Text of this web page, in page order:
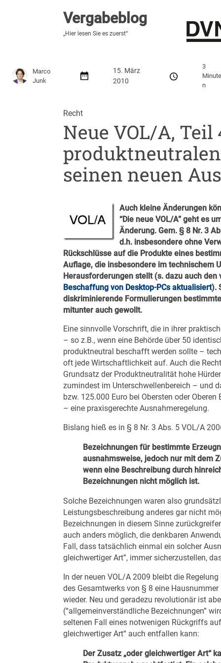
Vergabeblog
„Hier lesen Sie es zuerst“
Vergabeblog
„Hier lesen Sie es zuerst“
Marco
Junk
15. März
2010
3
Minute
n
Recht
Neue VOL/A,
seinen neuen
Auch kleine Änderungen
“Die neue VOL/A” geht es
Änderung. Gem. § 8 Nr. 3
d.h. insbesondere ohne
Rückschlüsse auf die Produkte eines
Auflage, die insbesondere im technischem
Herausforderungen stellt (s. dazu auch
Beschaffung von Desktop-PCs aktualisiert).
diskriminierende Formulierungen
mitunter auch gewollt.
Eine sinnvolle Vorschrift, die in ihrer
– so z.B., wenn eine Behörde über 50
produktneutral beschafft werden sollte –
oft jede Wirtschaftlichkeit auf. Auch die
Grundsatz der Produktneutralität hohe
zumindest im Unterschwellenbereich – und
bzw. 125.000 Euro bei Obersten oder
– eine praxisgerechte Ausnahmeregelung.
Bislang hieß es in § 8 Nr. 3 Abs. 5 VOL/A
Bezeichnungen für bestimmte
ausnahmsweise, jedoch nur mit dem
wenn eine Beschreibung durch
Bezeichnungen nicht möglich ist.
Solche Bezeichnungen waren also
Leistungsbeschreibung anderes gar nicht
Bezeichnungen in diesem Sinne
auch anders möglich, die denkbaren
Fall, dass tatsächlich einmal ein solcher
gleichwertiger Art”, immer sicherzustellen,
In der neuen VOL/A 2009 bleibt die
des Gesamtwerks von § 8 eine
wieder. Neu und geradezu revolutionär ist
(“allgemeinverständliche Bezeichnungen”
seltenen Fall eines notwenigen Rückgriffs
gleichwertiger Art“ auch entfallen kann:
Der Zusatz „oder gleichwertiger Art“